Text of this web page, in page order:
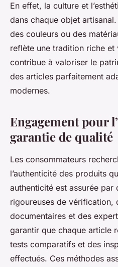
En effet, la culture et
dans chaque objet artisanal.
des couleurs ou des
reflète une tradition riche
contribue à valoriser le
des articles parfaitement
modernes.
Engagement pour
garantie de qualité
Les consommateurs
l’authenticité des produits
authenticité est assurée par
rigoureuses de vérification,
documentaires et des
garantir que chaque article
tests comparatifs et des
effectués. Ces méthodes